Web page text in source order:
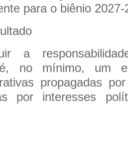
para o biênio 2027-
a
no mínimo, um
propagadas
por interesses